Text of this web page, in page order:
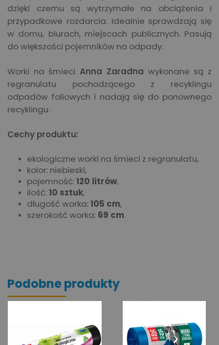
dzięki czemu są wytrzymałe na obciążenia i
przypadkowe rozdarcia. Idealnie sprawdzają się
w domu, biurach, miejscach publicznych. Pasują
do większości pojemników na odpady.
Worki na śmieciAnna Zaradna wykonane są z
regranulatu pochodzącego z recyklingu
odpadów foliowych i nadają się do ponownego
recyklingu.
Cechy produktu:
ekologiczne worki na śmieci z regranulatu,
kolor: niebieski,
pojemność:120 litrów,
ilość:10 sztuk,
długość worka:105 cm,
szerokość worka: 69 cm.
Podobne produkty